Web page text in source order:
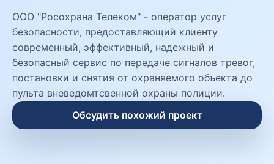
OOO "Росохрана Телеком" - оператор услуг
безопасности, предоставляющий клиенту
современный, эффективный, надежный и
безопасный сервис по передаче сигналов тревог,
постановки и снятия от охраняемого объекта до
пульта вневедомтсвенной охраны полиции.
Обсудить похожий проект